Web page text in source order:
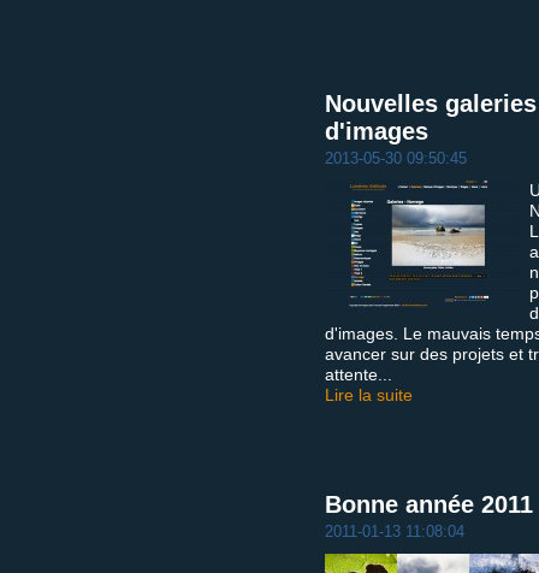
Nouvelles
d'images
2013-05-30 09:50:45
d'images. Le mauvais
avancer sur des projets et
attente...
Lire la suite
Bonne année 2011
2011-01-13 11:08:04